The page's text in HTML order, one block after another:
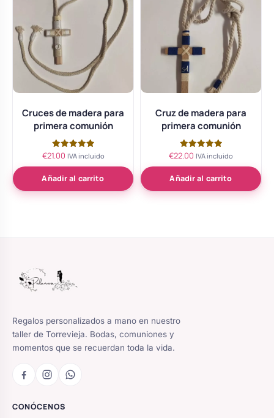
Cruces de madera para
primera comunión
Valorado
5.00
de 5
€21.00 IVA incluido
Añadir al carrito
Cruz de madera para
primera comunión
Valorado
5.00
de 5
€22.00 IVA incluido
Añadir al carrito
Regalos personalizados a mano en nuestro
taller de Torrevieja. Bodas, comuniones y
momentos que se recuerdan toda la vida.
CONÓCENOS